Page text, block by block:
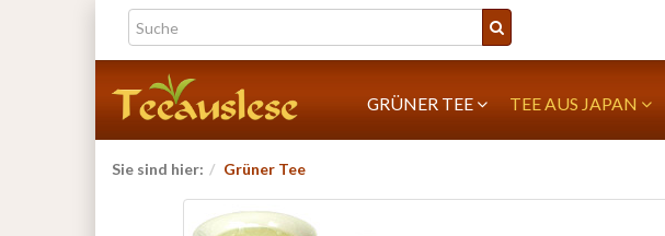
GRÜNER TEE TEE AUS JAPAN
Sie sind hier: Grüner Tee